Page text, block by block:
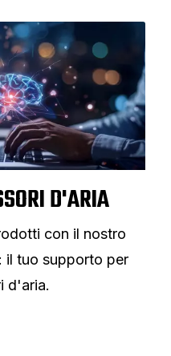
D'ARIA
con il nostro
il tuo supporto per
d'aria.